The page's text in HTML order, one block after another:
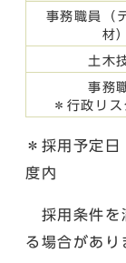
事務職員（
材）
土木
事務
＊行政リ
＊採用予定
度内
採用条件を
る場合があ